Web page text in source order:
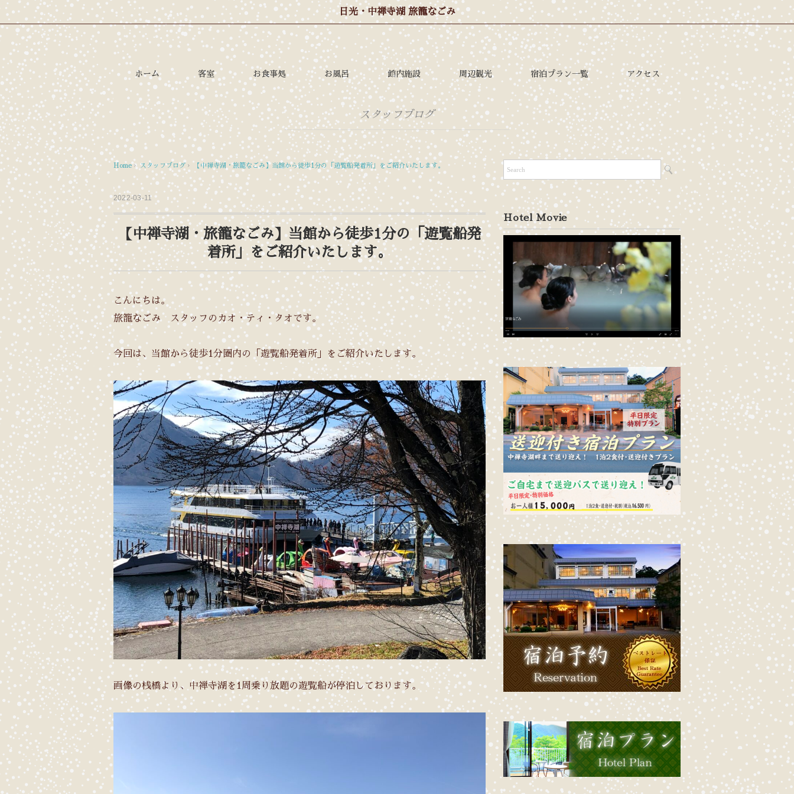
日光・中禅寺湖 旅籠なごみ
ホーム 客室 お食事処 お風呂 館内施設 周辺観光 宿泊プラン一覧 アクセス
スタッフブログ
Home › スタッフブログ › 【中禅寺湖・旅籠なごみ】当館から徒歩1分の「遊覧船発着所」をご紹介いたします。
2022-03-11
【中禅寺湖・旅籠なごみ】当館から徒歩1分の「遊覧船発
着所」をご紹介いたします。
こんにちは。
旅籠なごみ スタッフのカオ・ティ・タオです。
今回は、当館から徒歩1分圏内の「遊覧船発着所」をご紹介いたします。
画像の桟橋より、中禅寺湖を1周乗り放題の遊覧船が停泊しております。
Hotel Movie